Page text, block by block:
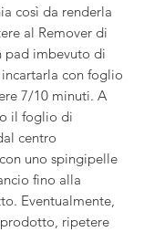
così da renderla
al Remover di
pad imbevuto di
incartarla con foglio
7/10 minuti. A
il foglio di
centro
uno spingipelle
fino alla
Eventualmente,
ripetere